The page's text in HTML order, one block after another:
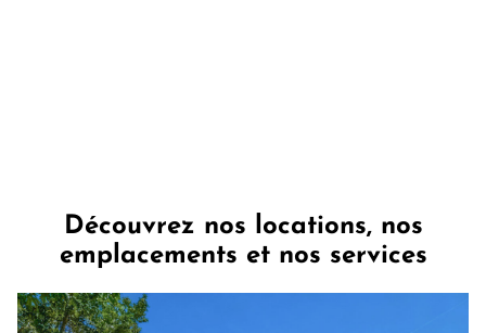
Découvrez nos locations, nos
emplacements et nos services